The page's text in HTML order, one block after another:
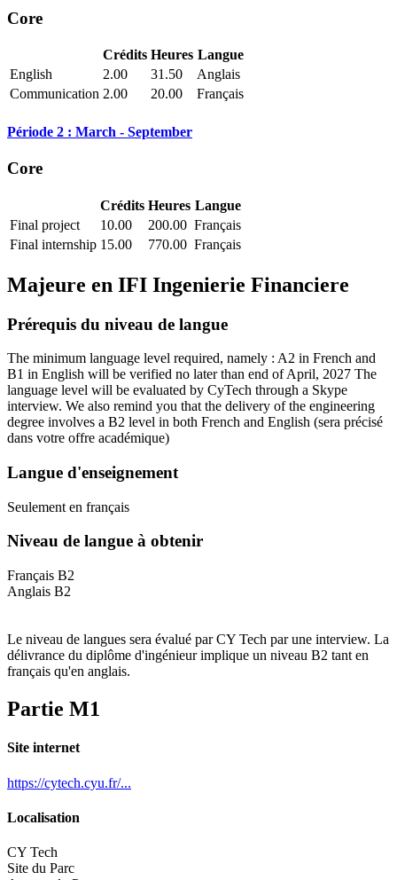
Core
Crédits Heures Langue
English
2.00 31.50
Anglais
Communication 2.00 20.00 Français
Période 2 : March - September
Core
Crédits Heures Langue
Final project
10.00 200.00 Français
Final internship 15.00 770.00 Français
Majeure en IFI Ingenierie Financiere
Prérequis du niveau de langue
The minimum language level required, namely : A2 in French and
B1 in English will be verified no later than end of April, 2027 The
language level will be evaluated by CyTech through a Skype
interview. We also remind you that the delivery of the engineering
degree involves a B2 level in both French and English (sera précisé
dans votre offre académique)
Langue d'enseignement
Seulement en français
Niveau de langue à obtenir
Français B2
Anglais B2
Le niveau de langues sera évalué par CY Tech par une interview. La
délivrance du diplôme d'ingénieur implique un niveau B2 tant en
français qu'en anglais.
Partie M1
Site internet
https://cytech.cyu.fr/...
Localisation
CY Tech
Site du Parc